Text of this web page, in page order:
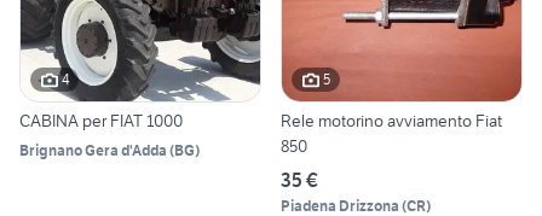
4
CABINA per FIAT 1000
Brignano Gera d'Adda (BG)
5
Rele motorino avviamento Fiat
850
35 €
Piadena Drizzona (CR)